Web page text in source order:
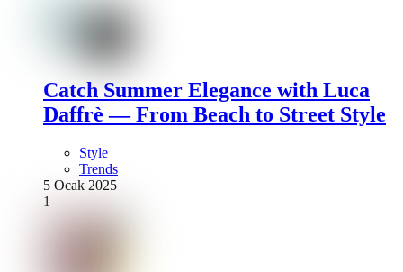
Catch Summer Elegance with Luca
Daffrè — From Beach to Street Style
Style
Trends
5 Ocak 2025
1